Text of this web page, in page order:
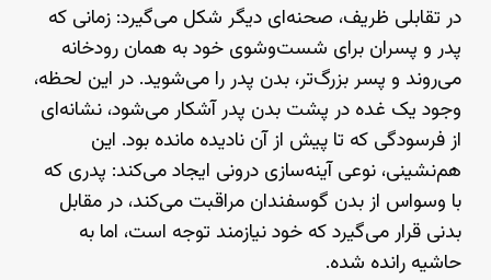
در تقابلی ظریف، صحنه‌ای دیگر شکل می‌گیرد: زمانی که
پدر و پسران برای شست‌وشوی خود به همان رودخانه
می‌روند و پسر بزرگ‌تر، بدن پدر را می‌شوید. در این لحظه،
وجود یک غده در پشت بدن پدر آشکار می‌شود، نشانه‌ای
از فرسودگی که تا پیش از آن نادیده مانده بود. این
هم‌نشینی، نوعی آینه‌سازی درونی ایجاد می‌کند: پدری که
با وسواس از بدن گوسفندان مراقبت می‌کند، در مقابل
بدنی قرار می‌گیرد که خود نیازمند توجه است، اما به
حاشیه رانده شده.